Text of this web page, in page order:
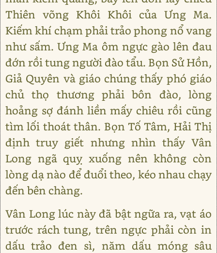
Thiên võng Khôi Khôi của Ưng Ma.
Kiếm khí chạm phải trảo phong nổ vang
như sấm. Ưng Ma ôm ngực gào lên đau
đớn rồi tung người đào tẩu. Bọn Sử Hồn,
Giả Quyên và giáo chúng thấy phó giáo
chủ thọ thương phải bôn đào, lòng
hoảng sợ đánh liền mấy chiêu rồi cũng
tìm lối thoát thân. Bọn Tố Tâm, Hải Thị
định truy giết nhưng nhìn thấy Vân
Long ngã quỵ xuống nên không còn
lòng dạ nào để đuổi theo, kéo nhau chạy
đến bên chàng.
Vân Long lúc này đã bật ngữa ra, vạt áo
trước rách tung, trên ngực phải còn in
dấu trảo đen sì, năm dấu móng sâu